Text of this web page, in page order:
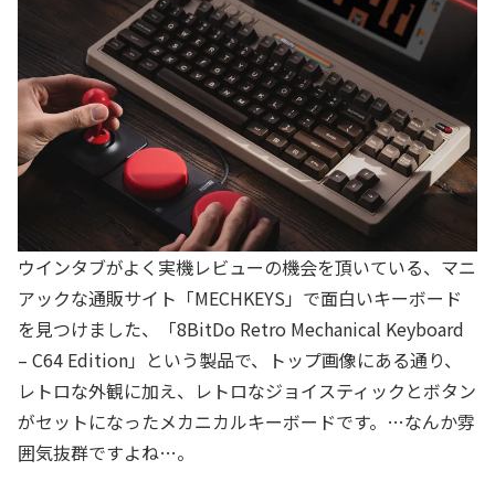
ウインタブがよく実機レビューの機会を頂いている、マニ
アックな通販サイト「MECHKEYS」で面白いキーボード
を見つけました、「8BitDo Retro Mechanical Keyboard
– C64 Edition」という製品で、トップ画像にある通り、
レトロな外観に加え、レトロなジョイスティックとボタン
がセットになったメカニカルキーボードです。…なんか雰
囲気抜群ですよね…。